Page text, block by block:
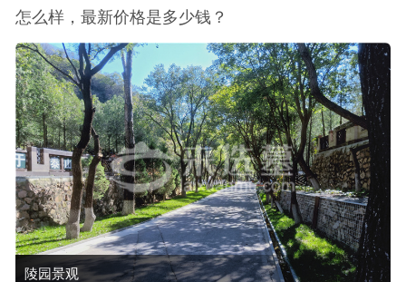
怎么样，最新价格是多少钱？
陵园景观